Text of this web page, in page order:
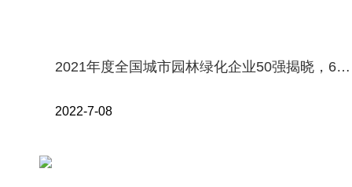
2021年度全国城市园林绿化企业50强揭晓，67家企业上榜，净利润过亿元仅7家
2022-7-08